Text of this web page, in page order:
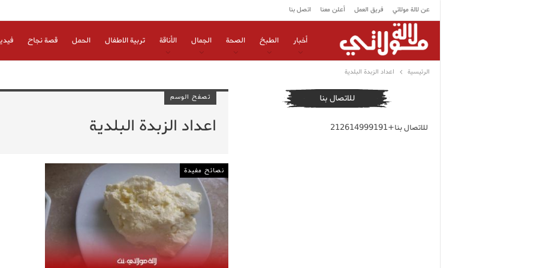
عن لالة مولاتي فريق العمل أعلن معنا اتصل بنا
أخبار الطبخ الصحة الجمال الأناقة تربية الاطفال الحمل قصة نجاح
الرئيسية اعداد الزبدة البلدية
تصفح الوسم
اعداد الزبدة البلدية
نصائح مفيدة
للاتصال بنا
للاتصال بنا+212614999191